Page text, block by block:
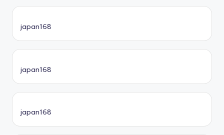
japan168
japan168
japan168